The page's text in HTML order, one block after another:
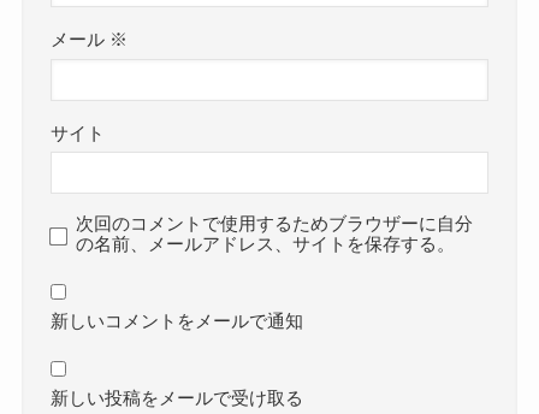
メール ※
サイト
次回のコメントで使用するためブラウザーに自分
の名前、メールアドレス、サイトを保存する。
新しいコメントをメールで通知
新しい投稿をメールで受け取る